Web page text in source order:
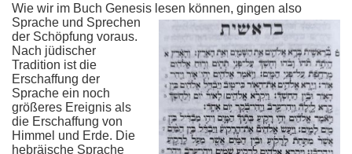
Wie wir im Buch Genesis lesen können, gingen also
Sprache und Sprechen
der Schöpfung voraus.
Nach jüdischer
Tradition ist die
Erschaffung der
Sprache ein noch
größeres Ereignis als
die Erschaffung von
Himmel und Erde. Die
hebräische Sprache